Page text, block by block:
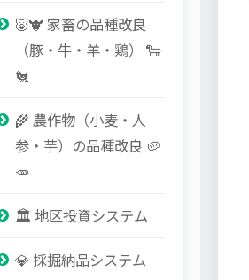
🐷🐮 家畜の品種改良
（豚・牛・羊・鶏） 🐑
🐔
🌾 農作物（小麦・人
参・芋）の品種改良 🥔
🥕
🏛️ 地区投資システム
💎 採掘納品システム